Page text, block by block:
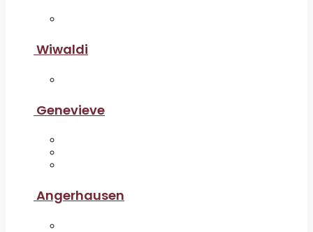
Wiwaldi
Genevieve
Angerhausen